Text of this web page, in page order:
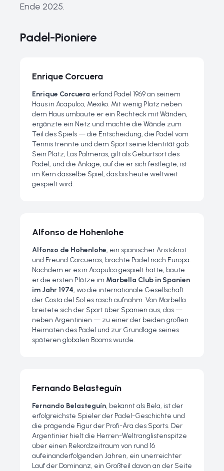
Ende 2025.
Padel-Pioniere
Enrique Corcuera
Enrique Corcuera erfand Padel 1969 an seinem
Haus in Acapulco, Mexiko. Mit wenig Platz neben
dem Haus umbaute er ein Rechteck mit Wänden,
ergänzte ein Netz und machte die Wände zum
Teil des Spiels — die Entscheidung, die Padel vom
Tennis trennte und dem Sport seine Identität gab.
Sein Platz, Las Palmeras, gilt als Geburtsort des
Padel, und die Anlage, auf die er sich festlegte, ist
im Kern dasselbe Spiel, das bis heute weltweit
gespielt wird.
Alfonso de Hohenlohe
Alfonso de Hohenlohe, ein spanischer Aristokrat
und Freund Corcueras, brachte Padel nach Europa.
Nachdem er es in Acapulco gespielt hatte, baute
er die ersten Plätze im Marbella Club in Spanien
im Jahr 1974, wo die internationale Gesellschaft
der Costa del Sol es rasch aufnahm. Von Marbella
breitete sich der Sport über Spanien aus, das —
neben Argentinien — zu einer der beiden großen
Heimaten des Padel und zur Grundlage seines
späteren globalen Booms wurde.
Fernando Belasteguín
Fernando Belasteguín, bekannt als Bela, ist der
erfolgreichste Spieler der Padel-Geschichte und
die prägende Figur der Profi-Ära des Sports. Der
Argentinier hielt die Herren-Weltranglistenspitze
über einen Rekordzeitraum von rund 16
aufeinanderfolgenden Jahren, ein unerreichter
Lauf der Dominanz, ein Großteil davon an der Seite